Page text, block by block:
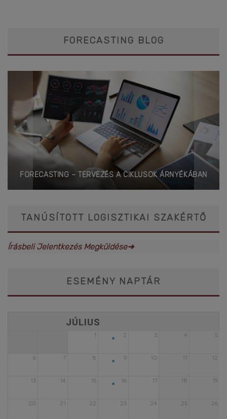
FORECASTING BLOG
FORECASTING – TERVEZÉS A CIKLUSOK ÁRNYÉKÁBAN
TANÚSÍTOTT LOGISZTIKAI SZAKÉRTŐ
Írásbeli Jelentkezés Megküldése➜
ESEMÉNY NAPTÁR
1 2
• 3 4 5
6 7 8 9
• 10 11 12
13 14 15 16
• 17 18 19
20 21 22 23 24 25 26